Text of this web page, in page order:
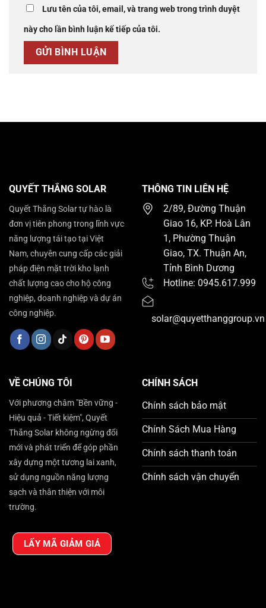
Lưu tên của tôi, email, và trang web trong trình duyệt
này cho lần bình luận kế tiếp của tôi.
QUYẾT THẮNG SOLAR
Quyết Thắng Solar tự hào là
đơn vị tiên phong trong lĩnh vực
năng lượng tái tạo tại Việt
Nam, chuyên cung cấp các giải
pháp điện mặt trời kho lạnh
chất lượng cao cho hộ công
nghiệp, doanh nghiệp và dự án
công nghiệp.
THÔNG TIN LIÊN HỆ
2/89, Đường Thuận
Giao 16, KP. Hoà Lân
1, Phường Thuận
Giao, TX. Thuận An,
Tỉnh Bình Dương
Hotline: 0945.617.999
solar@quyetthanggroup.vn
VỀ CHÚNG TÔI
Với phương châm "Bền vững -
Hiệu quả - Tiết kiệm", Quyết
Thắng Solar không ngừng đổi
mới và phát triển để góp phần
xây dựng một tương lai xanh,
sử dụng nguồn năng lượng
sạch và thân thiện với môi
trường.
LẤY MÃ GIẢM GIÁ
CHÍNH SÁCH
Chính sách bảo mật
Chính Sách Mua Hàng
Chính sách thanh toán
Chính sách vận chuyển